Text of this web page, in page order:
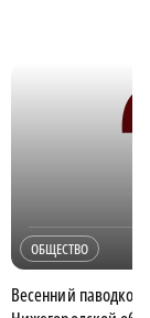
ОБЩЕСТВО
Весенний